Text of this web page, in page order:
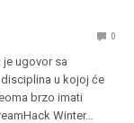
0
ugovor sa
u kojoj će
brzo imati
Winter…